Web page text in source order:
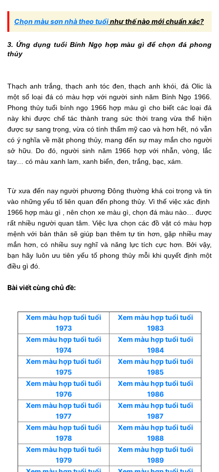
Chọn màu sơn nhà theo tuổinhư thế nào mới chuẩn xác?
3. Ứng dụng tuổi Bính Ngọ hợp màu gì để chọn đá phong
thủy
Thạch anh trắng, thạch anh tóc đen, thạch anh khói, đá Olic là
một số loại đá có màu hợp với người sinh năm Bính Ngọ 1966.
Phong thủy tuổi bính ngọ 1966 hợp màu gì cho biết các loại đá
này khi được chế tác thành trang sức thời trang vừa thể hiện
được sự sang trọng, vừa có tính thẩm mỹ cao và hơn hết, nó vẫn
có ý nghĩa về mặt phong thủy, mang đến sự may mắn cho người
sở hữu. Do đó, người sinh năm 1966 hợp với nhẫn, vòng, lắc
tay… có màu xanh lam, xanh biển, đen, trắng, bạc, xám.
Từ xưa đến nay người phương Đông thường khá coi trọng và tin
vào những yếu tố liên quan đến phong thủy. Vì thế việc xác định
1966 hợp màu gì , nên chọn xe màu gì, chọn đá màu nào… được
rất nhiều người quan tâm. Việc lựa chọn các đồ vật có màu hợp
mệnh với bản thân sẽ giúp bạn thêm tự tin hơn, gặp nhiều may
mắn hơn, có nhiều suy nghĩ và năng lực tích cực hơn. Bởi vậy,
bạn hãy luôn ưu tiên yếu tố phong thủy mỗi khi quyết định một
điều gì đó.
Bài viết cùng chủ đề:
Xem màu hợp tuổi tuổi
1973
Xem màu hợp tuổi tuổi
1983
Xem màu hợp tuổi tuổi
1974
Xem màu hợp tuổi tuổi
1984
Xem màu hợp tuổi tuổi
1975
Xem màu hợp tuổi tuổi
1985
Xem màu hợp tuổi tuổi
1976
Xem màu hợp tuổi tuổi
1986
Xem màu hợp tuổi tuổi
1977
Xem màu hợp tuổi tuổi
1987
Xem màu hợp tuổi tuổi
1978
Xem màu hợp tuổi tuổi
1988
Xem màu hợp tuổi tuổi
1979
Xem màu hợp tuổi tuổi
1989